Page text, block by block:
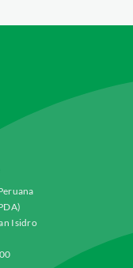
Isidro